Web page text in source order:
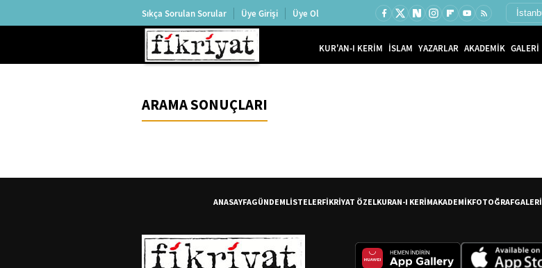
Sıkça Sorulan Sorular Üye Girişi Üye Ol
KUR'AN-I KERİM İSLAM YAZARLAR AKADEMİK GALERİ
ARAMA SONUÇLARI
ANASAYFAGÜNDEMLİSTELERFİKRİYAT ÖZELKURAN-I KERİMAKADEMİKFOTOĞRAFGALERİ